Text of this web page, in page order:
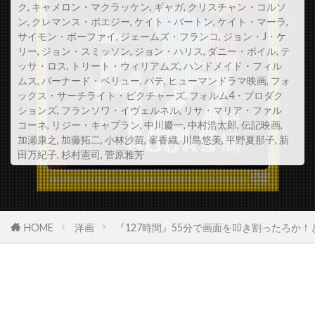
スコット・Z・バーンズ
スコット・アレクサンダー
スコット・グレン
スコット・コルク
スコット・シェパード
スコット・シルヴァー
スコット・ジョプリン
スコット・トーマス
スコット・ノイスタッター
スコット・バクラ
スコット・バドニック
スコット・ヒックス
スコット・リーヴス
スコット・ルーディン
スサンネ・ビア
スサンネ・リンマン
ク, キャメロン・マクラッケン, ギャガ, クリスチャン・コルソ
ン, クレマンス・ポエジー, ケイト・バートン, ケイト・マーラ,
サイモン・ボーファイ, ジェームズ・フランコ, ジョン・J・ケ
リー, ジョン・スミッソン, ジョン・ハリス, ダニー・ボイル, テ
ッサ・ロス, トリート・ウィリアムズ, ハンドメイド・フィル
ムス, バーナード・ベリュー, パテ, ヒューマンドラマ映画, フォ
ックス・サーチライト・ピクチャーズ, フォルム4・プロダク
ションズ, フランソワ・イヴェルネル, リサ・マリア・ファル
コーネ, リジー・キャプラン, 中川慶一, 中村浩太郎, 伝記映画,
加瀬康之, 加藤拓二, 小林沙苗, 峯香織, 川島悠美, 平野夏那子, 新
田万紀子, 杉村憲司, 菅原雅芳
HOME 洋画 『127時間』55分で画面を叩き割ったろか